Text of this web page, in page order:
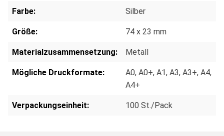
Farbe: Silber
Größe: 74 x 23 mm
Materialzusammensetzung: Metall
Mögliche Druckformate: A0, A0+, A1, A3, A3+, A4,
A4+
Verpackungseinheit: 100 St./Pack